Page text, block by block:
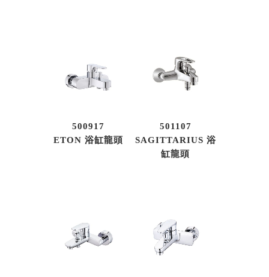
500917
ETON 浴缸龍頭
501107
SAGITTARIUS 浴
缸龍頭